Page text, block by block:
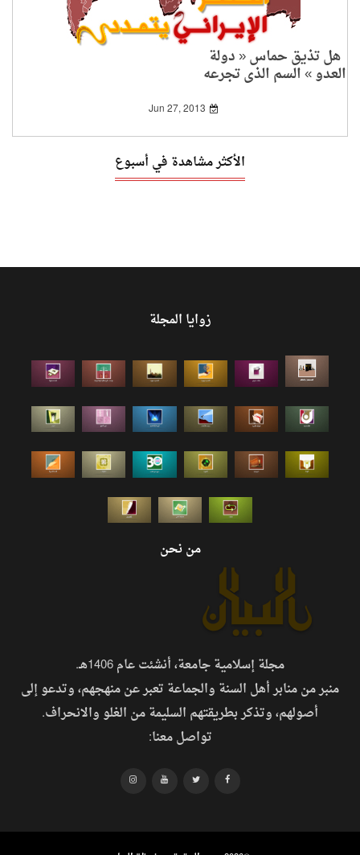
هل تذيق حماس « دولة
العدو » السم الذي تجرعه
الخميني؟!
Jun 27, 2013
الأكثر مشاهدة في أسبوع
زوايا المجلة
من نحن
مجلة إسلامية جامعة، أنشئت عام 1406هـ.
منبر من منابر أهل السنة والجماعة تعبر عن منهجهم، وتدعو إلى
أصولهم، وتذكر بطريقتهم السليمة من الغلو والانحراف.
تواصل معنا: